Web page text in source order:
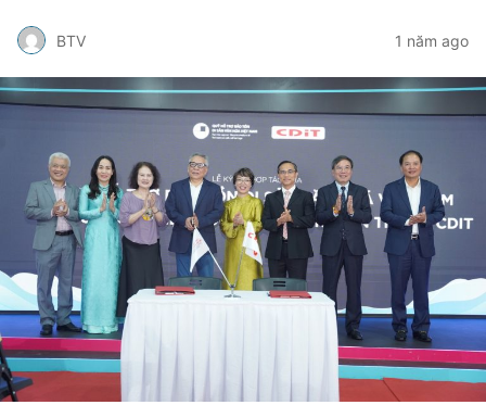
BTV 1 năm ago